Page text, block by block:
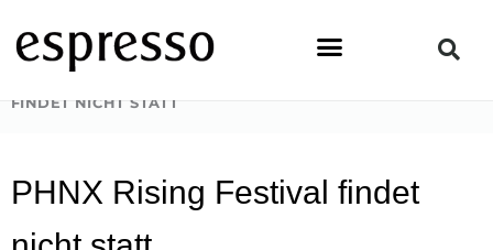
Inhalt
springen
STARTSEITE
FINDET NICHT STATT
PHNX Rising Festival findet